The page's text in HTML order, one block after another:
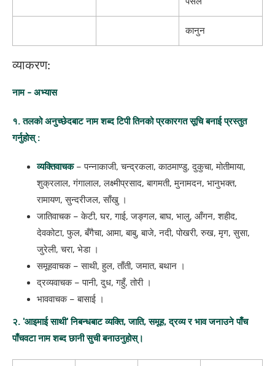
कानुन
व्याकरण:
नाम - अभ्यास
१. तलको अनुच्छेदबाट नाम शब्द टिपी तिनको प्रकारगत सूचि बनाई प्रस्तुत
गर्नुहोस् :
व्यक्तिवाचक– पन्नाकाजी, चन्द्रकला, काठमाण्डु, दुकुचा, मोतीमाया,
शुक्रलाल, गंगालाल, लक्ष्मीप्रसाद, बागमती, मुनामदन, भानुभक्त,
रामायण, सुन्दरीजल, साँखु ।
जातिवाचक – केटी, घर, गाई, जङ्गल, बाघ, भालु, आँगन, शहीद,
देवकोटा, फुल, बँगैचा, आमा, बाबु, बाजे, नदी, पोखरी, रुख, मृग, सुसा,
जुरेली, चरा, भेडा ।
समूहवाचक – साथी, हुल, ताँती, जमात, बथान ।
द्रव्यवाचक ​– पानी, दुध, गहुँ, तोरी ।
भाववाचक ​– बासाई ।
२. 'आइमाई साथी' निबन्धबाट व्यक्ति, जाति, समूह, द्रव्य र भाव जनाउने पाँच
पाँचवटा नाम शब्द छानी सुची बनाउनुहोस्।